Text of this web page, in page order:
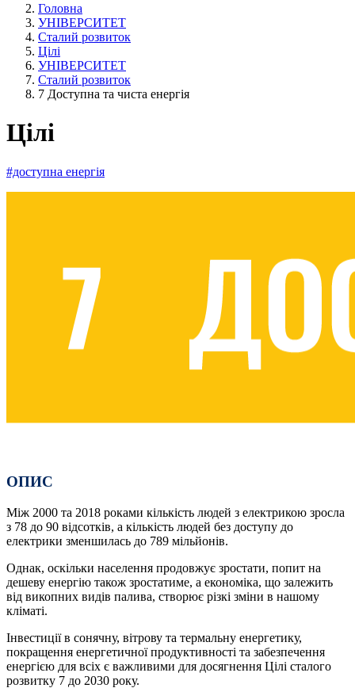
Головна
УНІВЕРСИТЕТ
Сталий розвиток
Цілі
УНІВЕРСИТЕТ
Сталий розвиток
7 Доступна та чиста енергія
Цілі
#доступна енергія
ОПИС
Між 2000 та 2018 роками кількість людей з електрикою зросла
з 78 до 90 відсотків, а кількість людей без доступу до
електрики зменшилась до 789 мільйонів.
Однак, оскільки населення продовжує зростати, попит на
дешеву енергію також зростатиме, а економіка, що залежить
від викопних видів палива, створює різкі зміни в нашому
кліматі.
Інвестиції в сонячну, вітрову та термальну енергетику,
покращення енергетичної продуктивності та забезпечення
енергією для всіх є важливими для досягнення Цілі сталого
розвитку 7 до 2030 року.